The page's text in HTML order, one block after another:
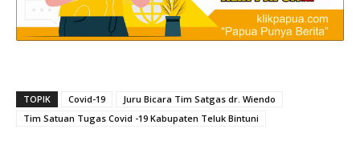
TOPIK Covid-19
Juru Bicara Tim Satgas dr. Wiendo
Tim Satuan Tugas Covid -19 Kabupaten Teluk Bintuni